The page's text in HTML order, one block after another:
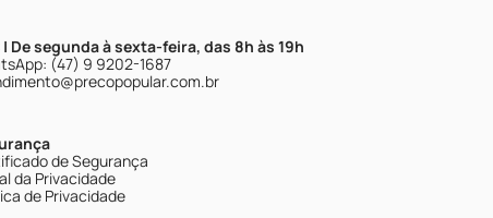
| De segunda à sexta-feira, das 8h às 19h
(47) 9 9202-1687
de Segurança
da Privacidade
de Privacidade